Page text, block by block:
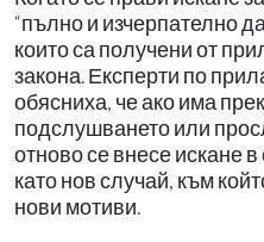
“пълно и изчерпателно
които са получени от
закона. Експерти по
обясниха, че ако има
подслушването или
отново се внесе искане
като нов случай, към
нови мотиви.